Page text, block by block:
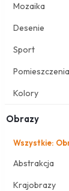
Mozaika
Desenie
Sport
Pomieszczenia
Kolory
Obrazy
Wszystkie:
Abstrakcja
Krajobrazy